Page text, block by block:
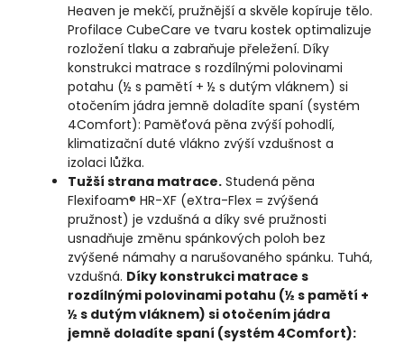
Heaven je mekčí, pružnější a skvěle kopíruje tělo.
Profilace CubeCare ve tvaru kostek optimalizuje
rozložení tlaku a zabraňuje přeležení. Díky
konstrukci matrace s rozdílnými polovinami
potahu (½ s pamětí + ½ s dutým vláknem) si
otočením jádra jemně doladíte spaní (systém
4Comfort): Paměťová pěna zvýší pohodlí,
klimatizační duté vlákno zvýší vzdušnost a
izolaci lůžka.
Tužší strana matrace. Studená pěna
Flexifoam® HR-XF (eXtra-Flex = zvýšená
pružnost) je vzdušná a díky své pružnosti
usnadňuje změnu spánkových poloh bez
zvýšené námahy a narušovaného spánku. Tuhá,
vzdušná. Díky konstrukci matrace s
rozdílnými polovinami potahu (½ s pamětí +
½ s dutým vláknem) si otočením jádra
jemně doladíte spaní (systém 4Comfort):